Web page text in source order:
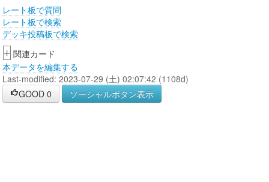
レート板で質問
レート板で検索
デッキ投稿板で検索
+ 関連カード
本データを編集する
Last-modified: 2023-07-29 (土) 02:07:42 (1108d)
GOOD 0 ソーシャルボタン表示